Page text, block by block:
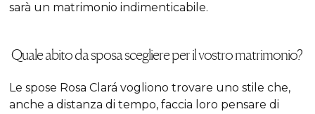
sarà un matrimonio indimenticabile.
Quale abito da sposa scegliere per il vostro matrimonio?
Le spose Rosa Clará vogliono trovare uno stile che,
anche a distanza di tempo, faccia loro pensare di